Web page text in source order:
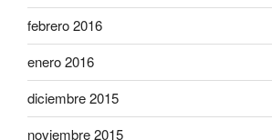
febrero 2016
enero 2016
diciembre 2015
noviembre 2015